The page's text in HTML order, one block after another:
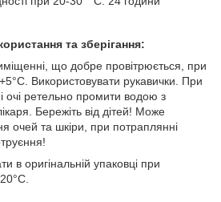
та зберігання:
що добре провітрюється, при
Використовувати рукавички. При
очі ретельно промити водою з
Бережіть від дітей! Може
очей та шкіри, при потраплянні
в оригінальній упаковці при